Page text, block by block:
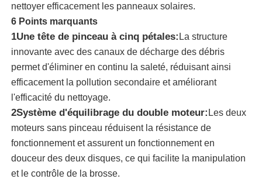
Contrôle de la qualité
Contact
nouvelles
Tous les cas
Demande de soumission
nettoyer efficacement les panneaux solaires.
6 Points marquants
1Une tête de pinceau à cinq pétales: La structure
innovante avec des canaux de décharge des débris
permet d'éliminer en continu la saleté, réduisant ainsi
efficacement la pollution secondaire et améliorant
l'efficacité du nettoyage.
2Système d'équilibrage du double moteur: Les deux
moteurs sans pinceau réduisent la résistance de
fonctionnement et assurent un fonctionnement en
douceur des deux disques, ce qui facilite la manipulation
et le contrôle de la brosse.